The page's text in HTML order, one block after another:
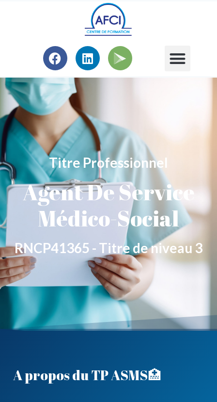
Titre Professionnel
Agent De Service
Médico-Social
RNCP41365 - Titre de niveau 3
A propos du TP ASMS🏥